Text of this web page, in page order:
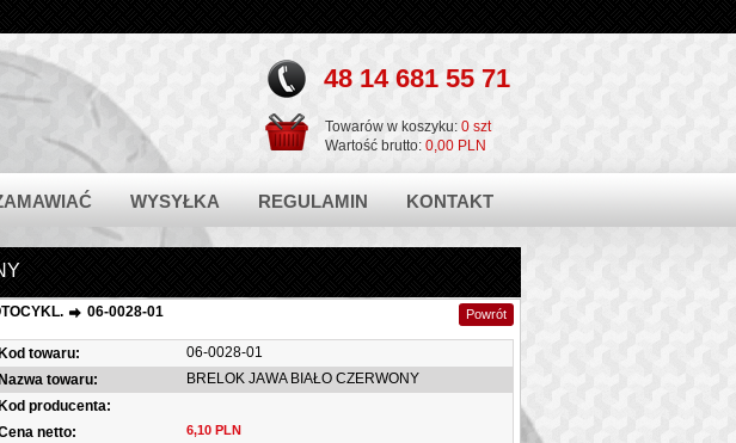
48 14 681 55 71
Towarów w koszyku: 0 szt
Wartość brutto: 0,00 PLN
WYSYŁKA REGULAMIN KONTAKT
06-0028-01
Kod towaru:
06-0028-01
Nazwa towaru:
BRELOK JAWA BIAŁO CZERWONY
Kod producenta:
netto:
6,10 PLN